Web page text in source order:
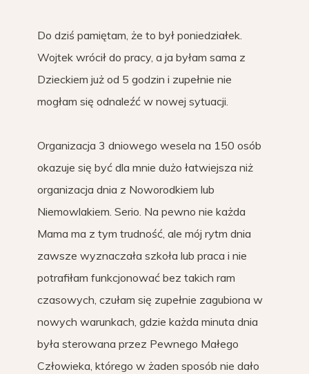
Do dziś pamiętam, że to był poniedziałek.
Wojtek wrócił do pracy, a ja byłam sama z
Dzieckiem już od 5 godzin i zupełnie nie
mogłam się odnaleźć w nowej sytuacji.
Organizacja 3 dniowego wesela na 150 osób
okazuje się być dla mnie dużo łatwiejsza niż
organizacja dnia z Noworodkiem lub
Niemowlakiem. Serio. Na pewno nie każda
Mama ma z tym trudność, ale mój rytm dnia
zawsze wyznaczała szkoła lub praca i nie
potrafiłam funkcjonować bez takich ram
czasowych, czułam się zupełnie zagubiona w
nowych warunkach, gdzie każda minuta dnia
była sterowana przez Pewnego Małego
Człowieka, którego w żaden sposób nie dało